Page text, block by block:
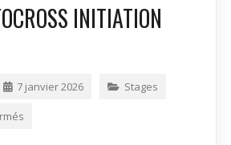
INITIATION
7 janvier 2026 Stages